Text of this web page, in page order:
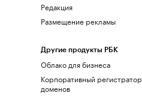
Редакция
Размещение рекламы
Другие продукты РБК
Облако для бизнеса
Корпоративный регистратор
доменов